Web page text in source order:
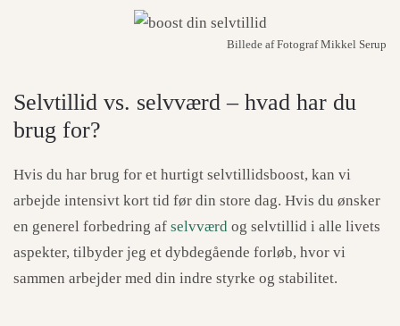
Billede af Fotograf Mikkel Serup
Selvtillid vs. selvværd – hvad har du
brug for?
Hvis du har brug for et hurtigt selvtillidsboost, kan vi
arbejde intensivt kort tid før din store dag. Hvis du ønsker
en generel forbedring af selvværd og selvtillid i alle livets
aspekter, tilbyder jeg et dybdegående forløb, hvor vi
sammen arbejder med din indre styrke og stabilitet.